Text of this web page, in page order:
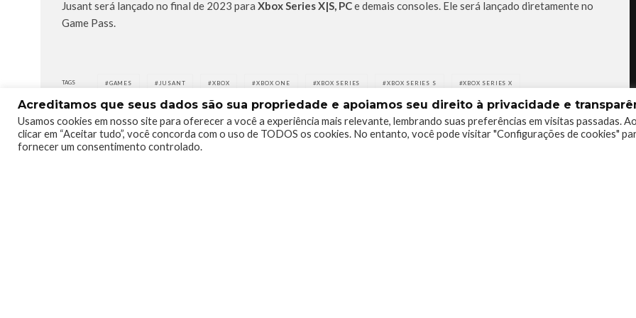
Jusant será lançado no final de 2023 para Xbox Series X|S, PCe demais consoles. Ele será lançado diretamente no
Game Pass.
TAGS GAMES JUSANT XBOX XBOX ONE XBOX SERIES XBOX SERIES S XBOX SERIES X
Acreditamos que seus dados são sua propriedade e apoiamos seu direito à privacidade e
Usamos cookies em nosso site para oferecer a você a experiência mais relevante, lembrando suas preferências em visitas passadas. Ao
clicar em “Aceitar tudo”, você concorda com o uso de TODOS os cookies. No entanto, você pode visitar "Configurações de cookies"
fornecer um consentimento controlado.